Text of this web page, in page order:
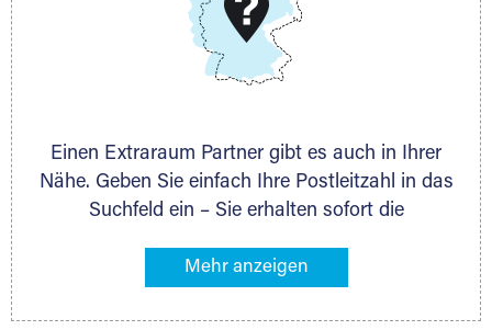
www.dmg-ag.com
Einen Extraraum Partner gibt es auch in Ihrer
Nähe. Geben Sie einfach Ihre Postleitzahl in das
Suchfeld ein – Sie erhalten sofort die
Lagermöglichkeiten in Ihrer Nähe. An zahlreichen
direkt online mieten. Gibt es Extraraum noch